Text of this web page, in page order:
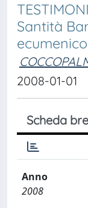
Santità
ecumenico
2008-01-01
Scheda
Anno
2008